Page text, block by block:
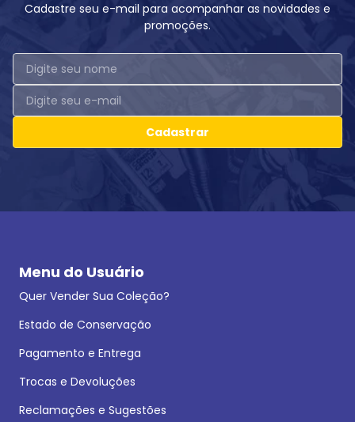
Cadastre seu e-mail para acompanhar as novidades e
promoções.
Cadastrar
Menu do Usuário
Quer Vender Sua Coleção?
Estado de Conservação
Pagamento e Entrega
Trocas e Devoluções
Reclamações e Sugestões